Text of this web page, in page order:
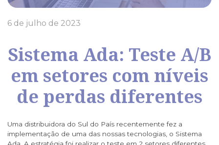
6 de julho de 2023
Sistema Ada: Teste A/B
em setores com níveis
de perdas diferentes
Uma distribuidora do Sul do País recentemente fez a
implementação de uma das nossas tecnologias, o Sistema